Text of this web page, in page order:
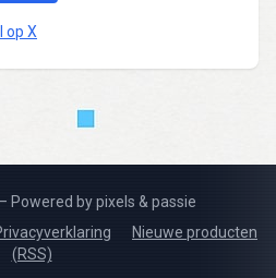
op X
Powered by pixels & passie
Nieuwe producten
(RSS)